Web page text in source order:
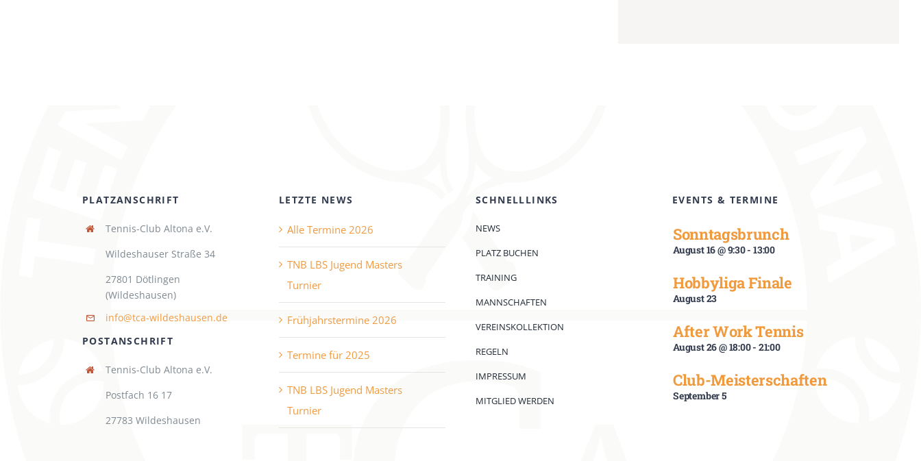
PLATZANSCHRIFT
Tennis-Club Altona e.V.
Wildeshauser Straße 34
27801 Dötlingen
(Wildeshausen)
info@tca-wildeshausen.de
POSTANSCHRIFT
Tennis-Club Altona e.V.
Postfach 16 17
27783 Wildeshausen
LETZTE NEWS
Alle Termine 2026
TNB LBS Jugend Masters
Turnier
Frühjahrstermine 2026
Termine für 2025
TNB LBS Jugend Masters
Turnier
SCHNELLLINKS
NEWS
PLATZ BUCHEN
TRAINING
MANNSCHAFTEN
VEREINSKOLLEKTION
REGELN
IMPRESSUM
MITGLIED WERDEN
EVENTS & TERMINE
Sonntagsbrunch
August 16 @ 9:30-13:00
Hobbyliga Finale
August 23
After Work Tennis
August 26 @ 18:00- 21:00
Club-Meisterschaften
September 5